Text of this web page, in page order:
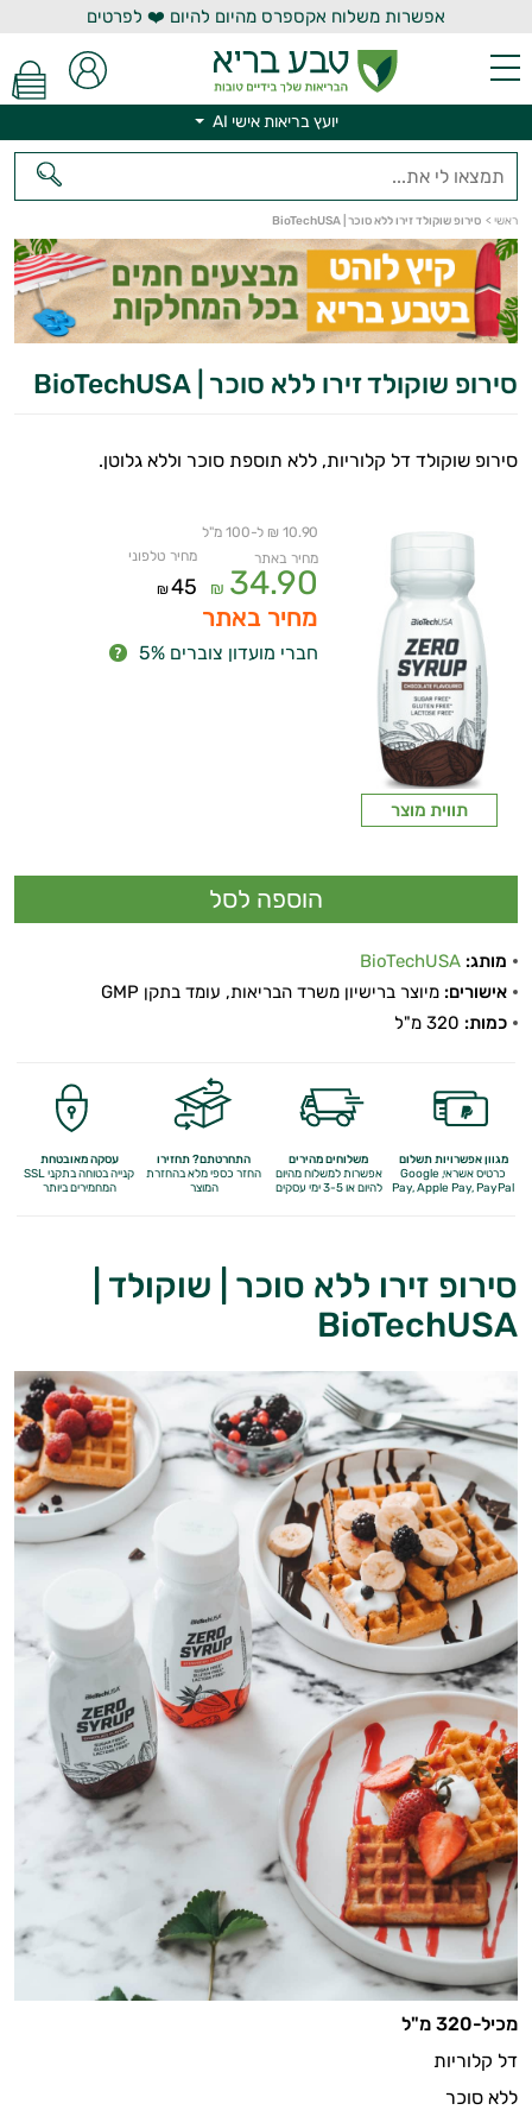
אפשרות משלוח אקספרס מהיום להיום ❤️ לפרטים
יועץ בריאות אישי AI
ראשי > סירופ שוקולד זירו ללא סוכר | BioTechUSA
סירופ שוקולד זירו ללא סוכר | BioTechUSA
סירופ שוקולד דל קלוריות, ללא תוספת סוכר וללא גלוטן.
תווית מוצר
10.90 ₪ ל-100 מ"ל
מחיר באתר
34.90
₪
מחיר טלפוני
45
₪
מחיר באתר
חברי מועדון צוברים 5%
מותג: BioTechUSA
אישורים: מיוצר ברישיון משרד הבריאות, עומד בתקן GMP
כמות:
מגוון אפשרויות תשלום
כרטיס אשראי, Google
Pay,Apple Pay, PayPal
משלוחים מהירים
אפשרות למשלוח מהיום
להיום או 3-5 ימי עסקים
התחרטתם? תחזירו
החזר כספי מלאבהחזרת
המוצר
עסקה מאובטחת
קנייה בטוחה בתקני SSL
המחמירים ביותר
סירופ זירו ללא סוכר | שוקולד |
BioTechUSA
מכיל-320 מ"ל
דל קלוריות
ללא סוכר
יועץ בריאות אישי AI